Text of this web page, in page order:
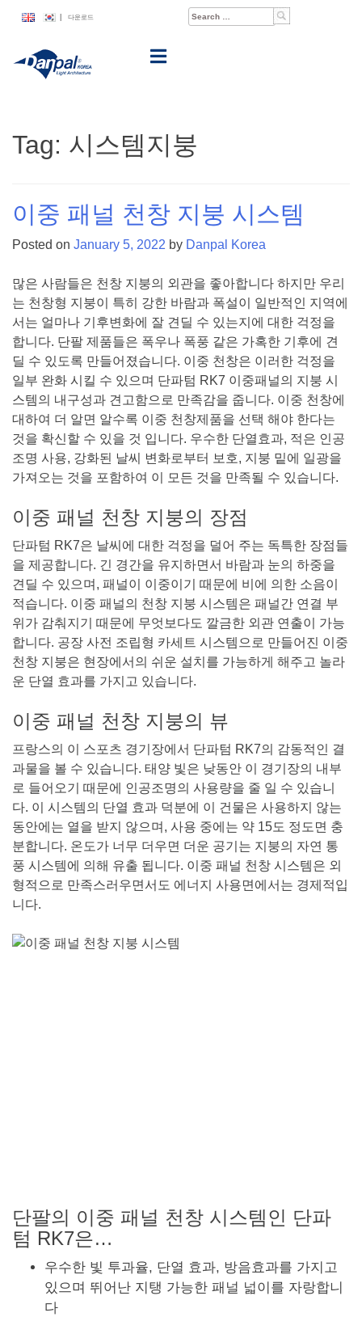
content
Search
다운로드
Tag: 시스템지붕
이중 패널 천창 지붕 시스템
Posted on January 5, 2022 by Danpal Korea
많은 사람들은 천창 지붕의 외관을 좋아합니다 하지만 우리
는 천창형 지붕이 특히 강한 바람과 폭설이 일반적인 지역에
서는 얼마나 기후변화에 잘 견딜 수 있는지에 대한 걱정을
합니다. 단팔 제품들은 폭우나 폭풍 같은 가혹한 기후에 견
딜 수 있도록 만들어졌습니다. 이중 천창은 이러한 걱정을
일부 완화 시킬 수 있으며 단파텀 RK7 이중패널의 지붕 시
스템의 내구성과 견고함으로 만족감을 줍니다. 이중 천창에
대하여 더 알면 알수록 이중 천창제품을 선택 해야 한다는
것을 확신할 수 있을 것 입니다. 우수한 단열효과, 적은 인공
조명 사용, 강화된 날씨 변화로부터 보호, 지붕 밑에 일광을
가져오는 것을 포함하여 이 모든 것을 만족될 수 있습니다.
이중 패널 천창 지붕의 장점
단파텀 RK7은 날씨에 대한 걱정을 덜어 주는 독특한 장점들
을 제공합니다. 긴 경간을 유지하면서 바람과 눈의 하중을
견딜 수 있으며, 패널이 이중이기 때문에 비에 의한 소음이
적습니다. 이중 패널의 천창 지붕 시스템은 패널간 연결 부
위가 감춰지기 때문에 무엇보다도 깔금한 외관 연출이 가능
합니다. 공장 사전 조립형 카세트 시스템으로 만들어진 이중
천창 지붕은 현장에서의 쉬운 설치를 가능하게 해주고 놀라
운 단열 효과를 가지고 있습니다.
이중 패널 천창 지붕의 뷰
프랑스의 이 스포츠 경기장에서 단파텀 RK7의 감동적인 결
과물을 볼 수 있습니다. 태양 빛은 낮동안 이 경기장의 내부
로 들어오기 때문에 인공조명의 사용량을 줄 일 수 있습니
다. 이 시스템의 단열 효과 덕분에 이 건물은 사용하지 않는
동안에는 열을 받지 않으며, 사용 중에는 약 15도 정도면 충
분합니다. 온도가 너무 더우면 더운 공기는 지붕의 자연 통
풍 시스템에 의해 유출 됩니다. 이중 패널 천창 시스템은 외
형적으로 만족스러우면서도 에너지 사용면에서는 경제적입
니다.
단팔의 이중 패널 천창 시스템인 단파
텀 RK7은…
우수한 빛 투과율, 단열 효과, 방음효과를 가지고
있으며 뛰어난 지탱 가능한 패널 넓이를 자랑합니
다